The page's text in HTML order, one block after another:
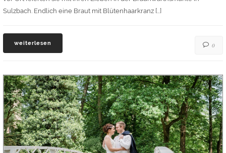
Sulzbach. Endlich eine Braut mit Blütenhaarkranz […]
weiterlesen 0